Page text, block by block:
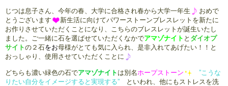
じつは息子さん、今年の春、大学に合格され春から大学一年生
おめで
とうございます
新生活に向けてパワーストーンブレスレットを新たに
お作りさせていただくことになり、こちらのブレスレットが誕生いたし
ました。ご一緒に石を選ばせていただくなかでアマゾナイト と ダイオプ
サイトの２石をお母様がとても気に入られ、是非入れてあげたい！！と
おっしゃり、使用させていただくことに
どちらも濃い緑色の石でアマゾナイト は別名 ホープストーン
”こうな
りたい自分をイメージすると実現する”
といわれ、他にもストレスを洗